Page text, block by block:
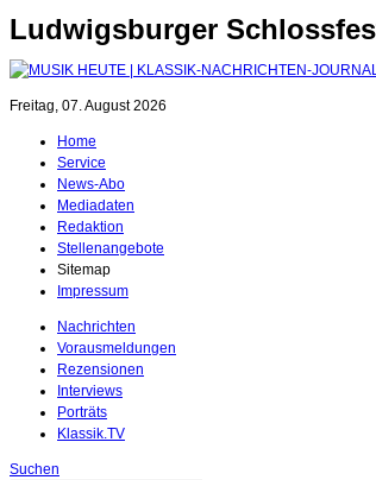
Ludwigsburger
Freitag, 07. August 2026
Home
Service
News-Abo
Mediadaten
Redaktion
Stellenangebote
Sitemap
Impressum
Nachrichten
Vorausmeldungen
Rezensionen
Interviews
Porträts
Klassik.TV
Suchen